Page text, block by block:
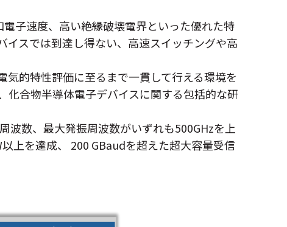
子速度、高い絶縁破壊電界といった優れた特
スでは到達し得ない、高速スイッチングや高
的特性評価に至るまで一貫して行える環境を
化合物半導体電子デバイスに関する包括的な研
波数、最大発振周波数がいずれも500GHzを上
上を達成、 200 GBaudを超えた超大容量受信